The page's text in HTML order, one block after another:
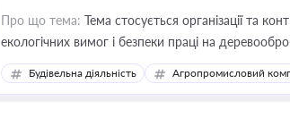
Про що тема: Тема стосується організації та
екологічних вимог і безпеки праці на
Будівельна діяльність Агропромисловий